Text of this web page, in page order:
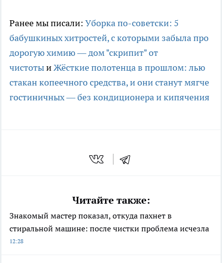
Ранее мы писали: Уборка по-советски: 5
бабушкиных хитростей, с которыми забыла про
дорогую химию — дом "скрипит" от
чистотыиЖёсткие полотенца в прошлом: лью
стакан копеечного средства, и они станут мягче
гостиничных — без кондиционера и кипячения
Читайте также:
Знакомый мастер показал, откуда пахнет в
стиральной машине: после чистки проблема исчезла
12:28